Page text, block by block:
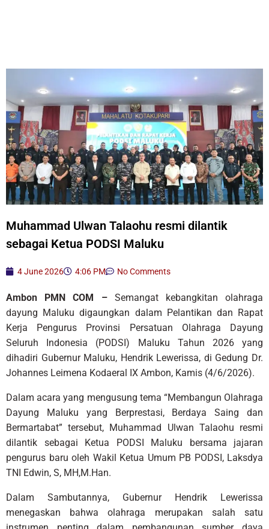
Muhammad Ulwan Talaohu resmi dilantik
sebagai Ketua PODSI Maluku
4 June 2026 4:06 PM No Comments
Ambon PMN COM –Semangat kebangkitan olahraga
dayung Maluku digaungkan dalam Pelantikan dan Rapat
Kerja Pengurus Provinsi Persatuan Olahraga Dayung
Seluruh Indonesia (PODSI) Maluku Tahun 2026 yang
dihadiri Gubernur Maluku, Hendrik Lewerissa, di Gedung Dr.
Johannes Leimena Kodaeral IX Ambon, Kamis (4/6/2026).
Dalam acara yang mengusung tema “Membangun Olahraga
Dayung Maluku yang Berprestasi, Berdaya Saing dan
Bermartabat” tersebut, Muhammad Ulwan Talaohu resmi
dilantik sebagai Ketua PODSI Maluku bersama jajaran
pengurus baru oleh Wakil Ketua Umum PB PODSI, Laksdya
TNI Edwin, S, MH,M.Han.
Dalam Sambutannya, Gubernur Hendrik Lewerissa
menegaskan bahwa olahraga merupakan salah satu